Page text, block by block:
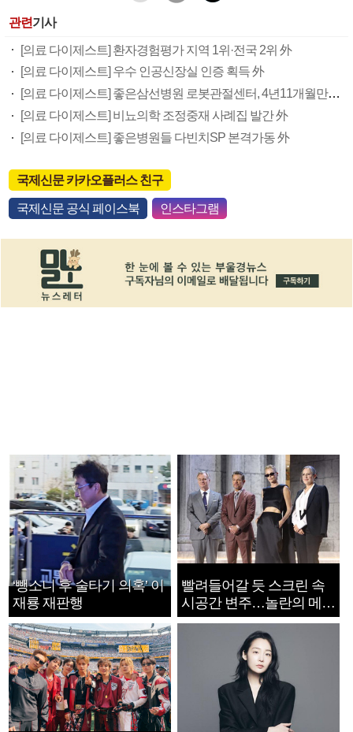
관련기사
[의료 다이제스트] 환자경험평가 지역 1위·전국 2위 外
[의료 다이제스트] 우수 인공신장실 인증 획득 外
[의료 다이제스트] 좋은삼선병원 로봇관절센터, 4년11개월만에 수술 1000례 外
[의료 다이제스트] 비뇨의학 조정중재 사례집 발간 外
[의료 다이제스트] 좋은병원들 다빈치SP 본격가동 外
국제신문 카카오플러스 친구
국제신문 공식 페이스북 인스타그램
‘뺑소니 후 술타기 의혹’ 이
재룡 재판행
빨려들어갈 듯 스크린 속
시공간 변주…놀란의 메시
지는 ‘전쟁 속죄’